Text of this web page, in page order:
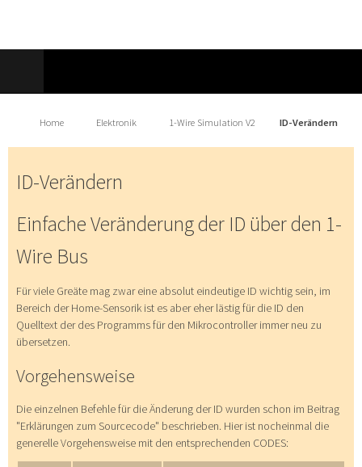
Home Elektronik 1-Wire Simulation V2 ID-Verändern
ID-Verändern
Einfache Veränderung der ID über den 1-
Wire Bus
Für viele Greäte mag zwar eine absolut eindeutige ID wichtig sein, im
Bereich der Home-Sensorik ist es aber eher lästig für die ID den
Quelltext der des Programms für den Mikrocontroller immer neu zu
übersetzen.
Vorgehensweise
Die einzelnen Befehle für die Änderung der ID wurden schon im Beitrag
"Erklärungen zum Sourcecode" beschrieben. Hier ist nocheinmal die
generelle Vorgehensweise mit den entsprechenden CODES: